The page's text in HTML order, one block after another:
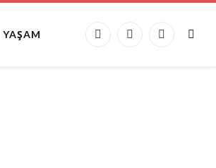
YAŞAM
Facebook
X
Instagram